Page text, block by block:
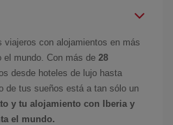
viajeros con alojamientos en más
el mundo. Con más de 28
desde hoteles de lujo hasta
de tus sueños está a tan sólo un
y tu alojamiento con Iberia y
el mundo.